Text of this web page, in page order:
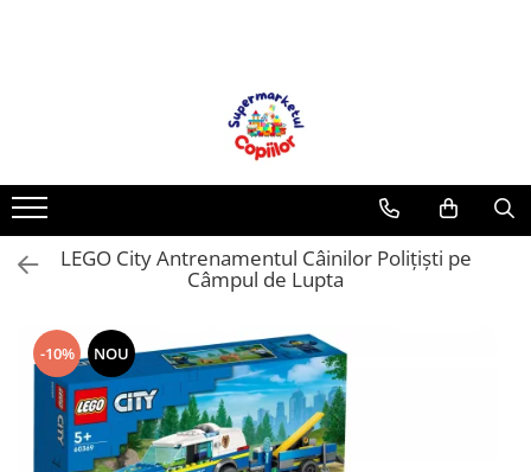
Accesorii pentru petrecere
Baloane
Mobila gradina & terasa
Gaming, Carti & Birotica
Carti pentru copii
Activitati extracurriculare
Povesti pentru copii
Carti de Povesti pentru Copii
LEGO City Antrenamentul Câinilor Polițiști pe
Câmpul de Lupta
-10% NOU